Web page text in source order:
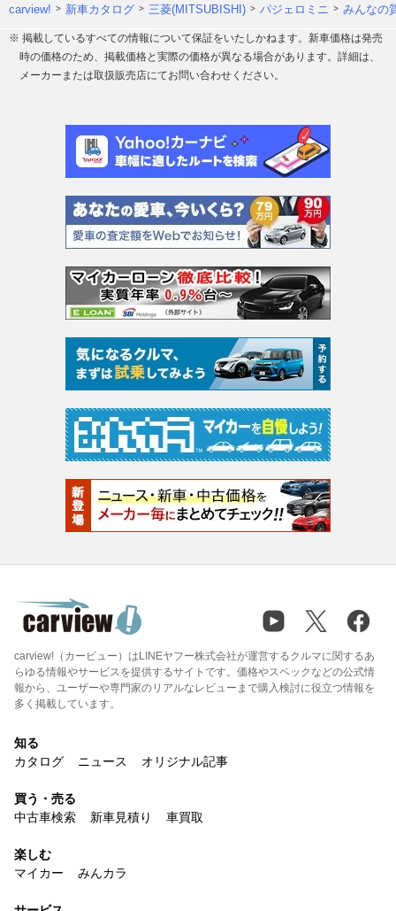
carview! 新車カタログ 三菱(MITSUBISHI) パジェロミニ みんなの
※ 掲載しているすべての情報について保証をいたしかねます。新車価格は発売
時の価格のため、掲載価格と実際の価格が異なる場合があります。詳細は、
メーカーまたは取扱販売店にてお問い合わせください。
carview!（カービュー）はLINEヤフー株式会社が運営するクルマに関するあ
らゆる情報やサービスを提供するサイトです。価格やスペックなどの公式情
報から、ユーザーや専門家のリアルなレビューまで購入検討に役立つ情報を
多く掲載しています。
知る
カタログ
ニュース オリジナル記事
買う・売る
中古車検索
新車見積り 車買取
楽しむ
マイカー
みんカラ